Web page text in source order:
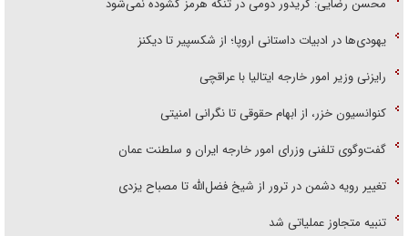
یهودی‌ها در ادبیات داستانی اروپا؛ از شکسپیر تا دیکنز
رایزنی وزیر امور خارجه ایتالیا با عراقچی
کنوانسیون خزر، از ابهام حقوقی تا نگرانی امنیتی
گفت‌وگوی تلفنی وزرای امور خارجه ایران و سلطنت عمان
تغییر رویه دشمن در ترور از شیخ فضل‌الله تا مصباح یزدی
تنبیه متجاوز عملیاتی شد